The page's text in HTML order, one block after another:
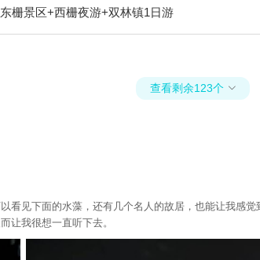
栅景区+西栅夜游+双林镇1日游
查看剩余123个 
看见下面的水藻，还有几个名人的故居，也能让我感
让我很想一直听下去。